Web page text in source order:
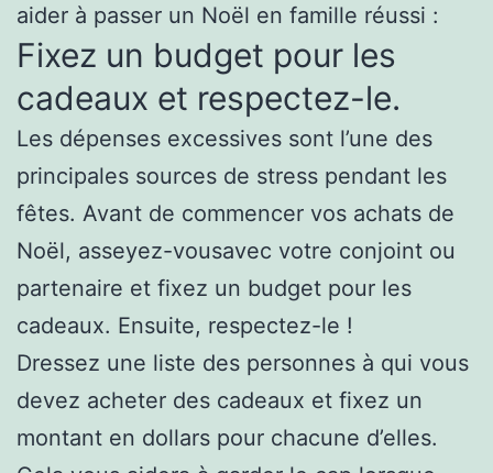
aider à passer un Noël en famille réussi :
Fixez un budget pour les
cadeaux et respectez-le.
Les dépenses excessives sont l’une des
principales sources de stress pendant les
fêtes. Avant de commencer vos achats de
Noël, asseyez-vousavec votre conjoint ou
partenaire et fixez un budget pour les
cadeaux. Ensuite, respectez-le !
Dressez une liste des personnes à qui vous
devez acheter des cadeaux et fixez un
montant en dollars pour chacune d’elles.